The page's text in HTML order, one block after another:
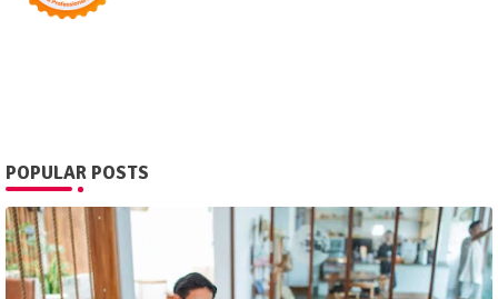
POPULAR POSTS